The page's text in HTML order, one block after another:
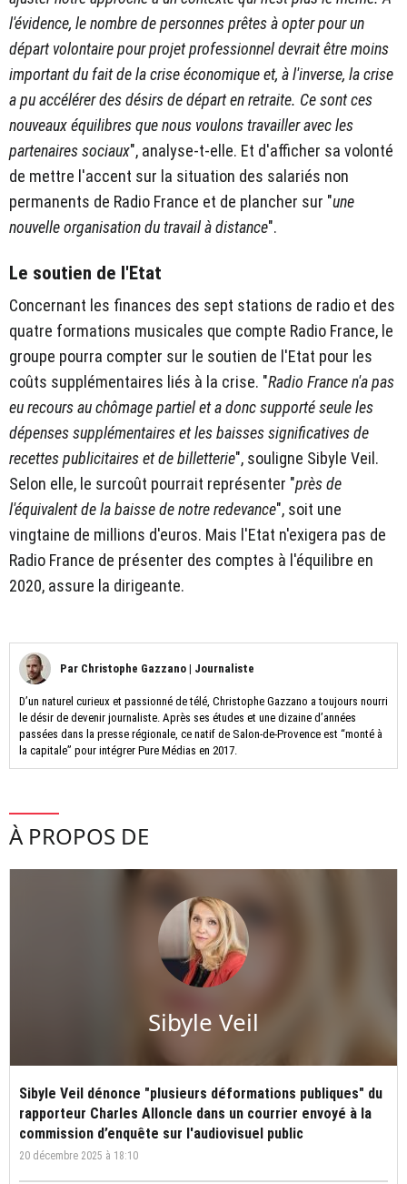
l'évidence, le nombre de personnes prêtes à opter pour un
départ volontaire pour projet professionnel devrait être moins
important du fait de la crise économique et, à l'inverse, la crise
a pu accélérer des désirs de départ en retraite. Ce sont ces
nouveaux équilibres que nous voulons travailler avec les
partenaires sociaux", analyse-t-elle. Et d'afficher sa volonté
de mettre l'accent sur la situation des salariés non
permanents de Radio France et de plancher sur "une
nouvelle organisation du travail à distance".
Le soutien de l'Etat
Concernant les finances des sept stations de radio et des
quatre formations musicales que compte Radio France, le
groupe pourra compter sur le soutien de l'Etat pour les
coûts supplémentaires liés à la crise. "Radio France n'a pas
eu recours au chômage partiel et a donc supporté seule les
dépenses supplémentaires et les baisses significatives de
recettes publicitaires et de billetterie", souligne Sibyle Veil.
Selon elle, le surcoût pourrait représenter "près de
l'équivalent de la baisse de notre redevance", soit une
vingtaine de millions d'euros. Mais l'Etat n'exigera pas de
Radio France de présenter des comptes à l'équilibre en
2020, assure la dirigeante.
Par Christophe Gazzano | Journaliste
D’un naturel curieux et passionné de télé, Christophe Gazzano a toujours nourri
le désir de devenir journaliste. Après ses études et une dizaine d’années
passées dans la presse régionale, ce natif de Salon-de-Provence est “monté à
la capitale” pour intégrer Pure Médias en 2017.
À PROPOS DE
Sibyle Veil
Sibyle Veil dénonce "plusieurs déformations publiques" du
rapporteur Charles Alloncle dans un courrier envoyé à la
commission d’enquête sur l'audiovisuel public
20 décembre 2025 à 18:10